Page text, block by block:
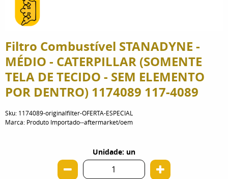
Filtro Combustível STANADYNE -
MÉDIO - CATERPILLAR (SOMENTE
TELA DE TECIDO - SEM ELEMENTO
POR DENTRO) 1174089 117-4089
Sku: 1174089-originalfilter-OFERTA-ESPECIAL
Marca: Produto Importado--aftermarket/oem
Unidade: un